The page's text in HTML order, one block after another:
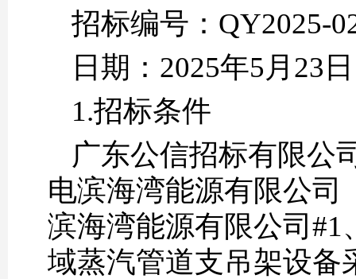
招标编号：QY2025-
日期：2025年5月23日
1.招标条件
广东公信招标有限公
电滨海湾能源有限公司
滨海湾能源有限公司#1
域蒸汽管道支吊架设备